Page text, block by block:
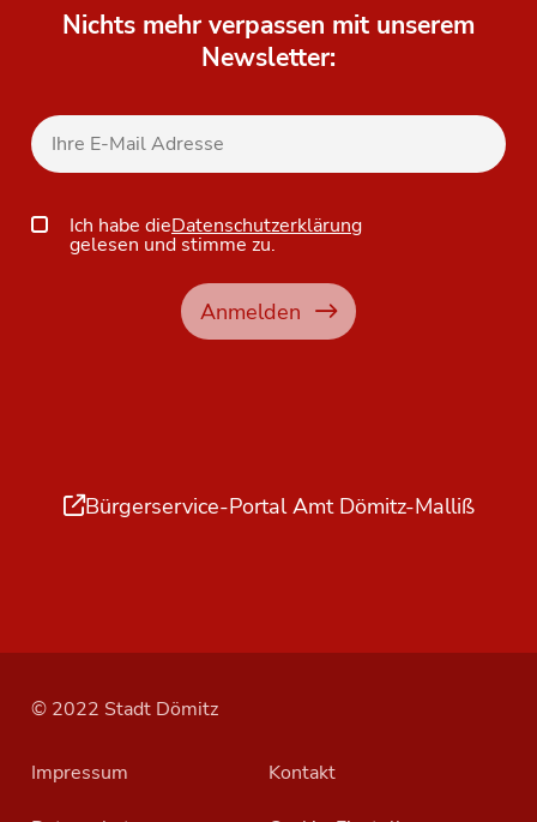
Nichts mehr verpassen mit unserem
Newsletter:
Anmelden
Ich habe dieDatenschutzerklärung
gelesen und stimme zu.
Bürgerservice-Portal Amt Dömitz-Malliß
© 2022 Stadt Dömitz
Impressum Kontakt